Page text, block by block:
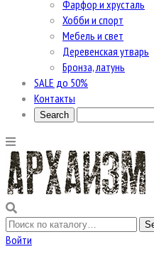
Фарфор и хрусталь
Хобби и спорт
Мебель и свет
Деревенская утварь
Бронза, латунь
SALE до 50%
Контакты
Войти